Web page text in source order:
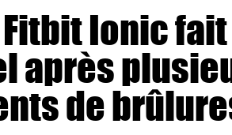
Ionic
après
de